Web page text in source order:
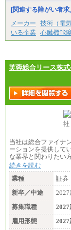
※試
中途：
（１
月給
想定
・
対象
（３
月給
想定
年収
・
・
（４）
月給
想定
年収
年収
※キ
定し
※残
※固
※試
[関連する障がい者
メーカー
技術（電
いる企業
心臓機能
芙蓉総合リース株
当社は総合ファイナ
ーションを提供して
な業界と関わりたい
続きを読む
業種
証券
新卒／中途
募集職種
2027
雇用形態
2027